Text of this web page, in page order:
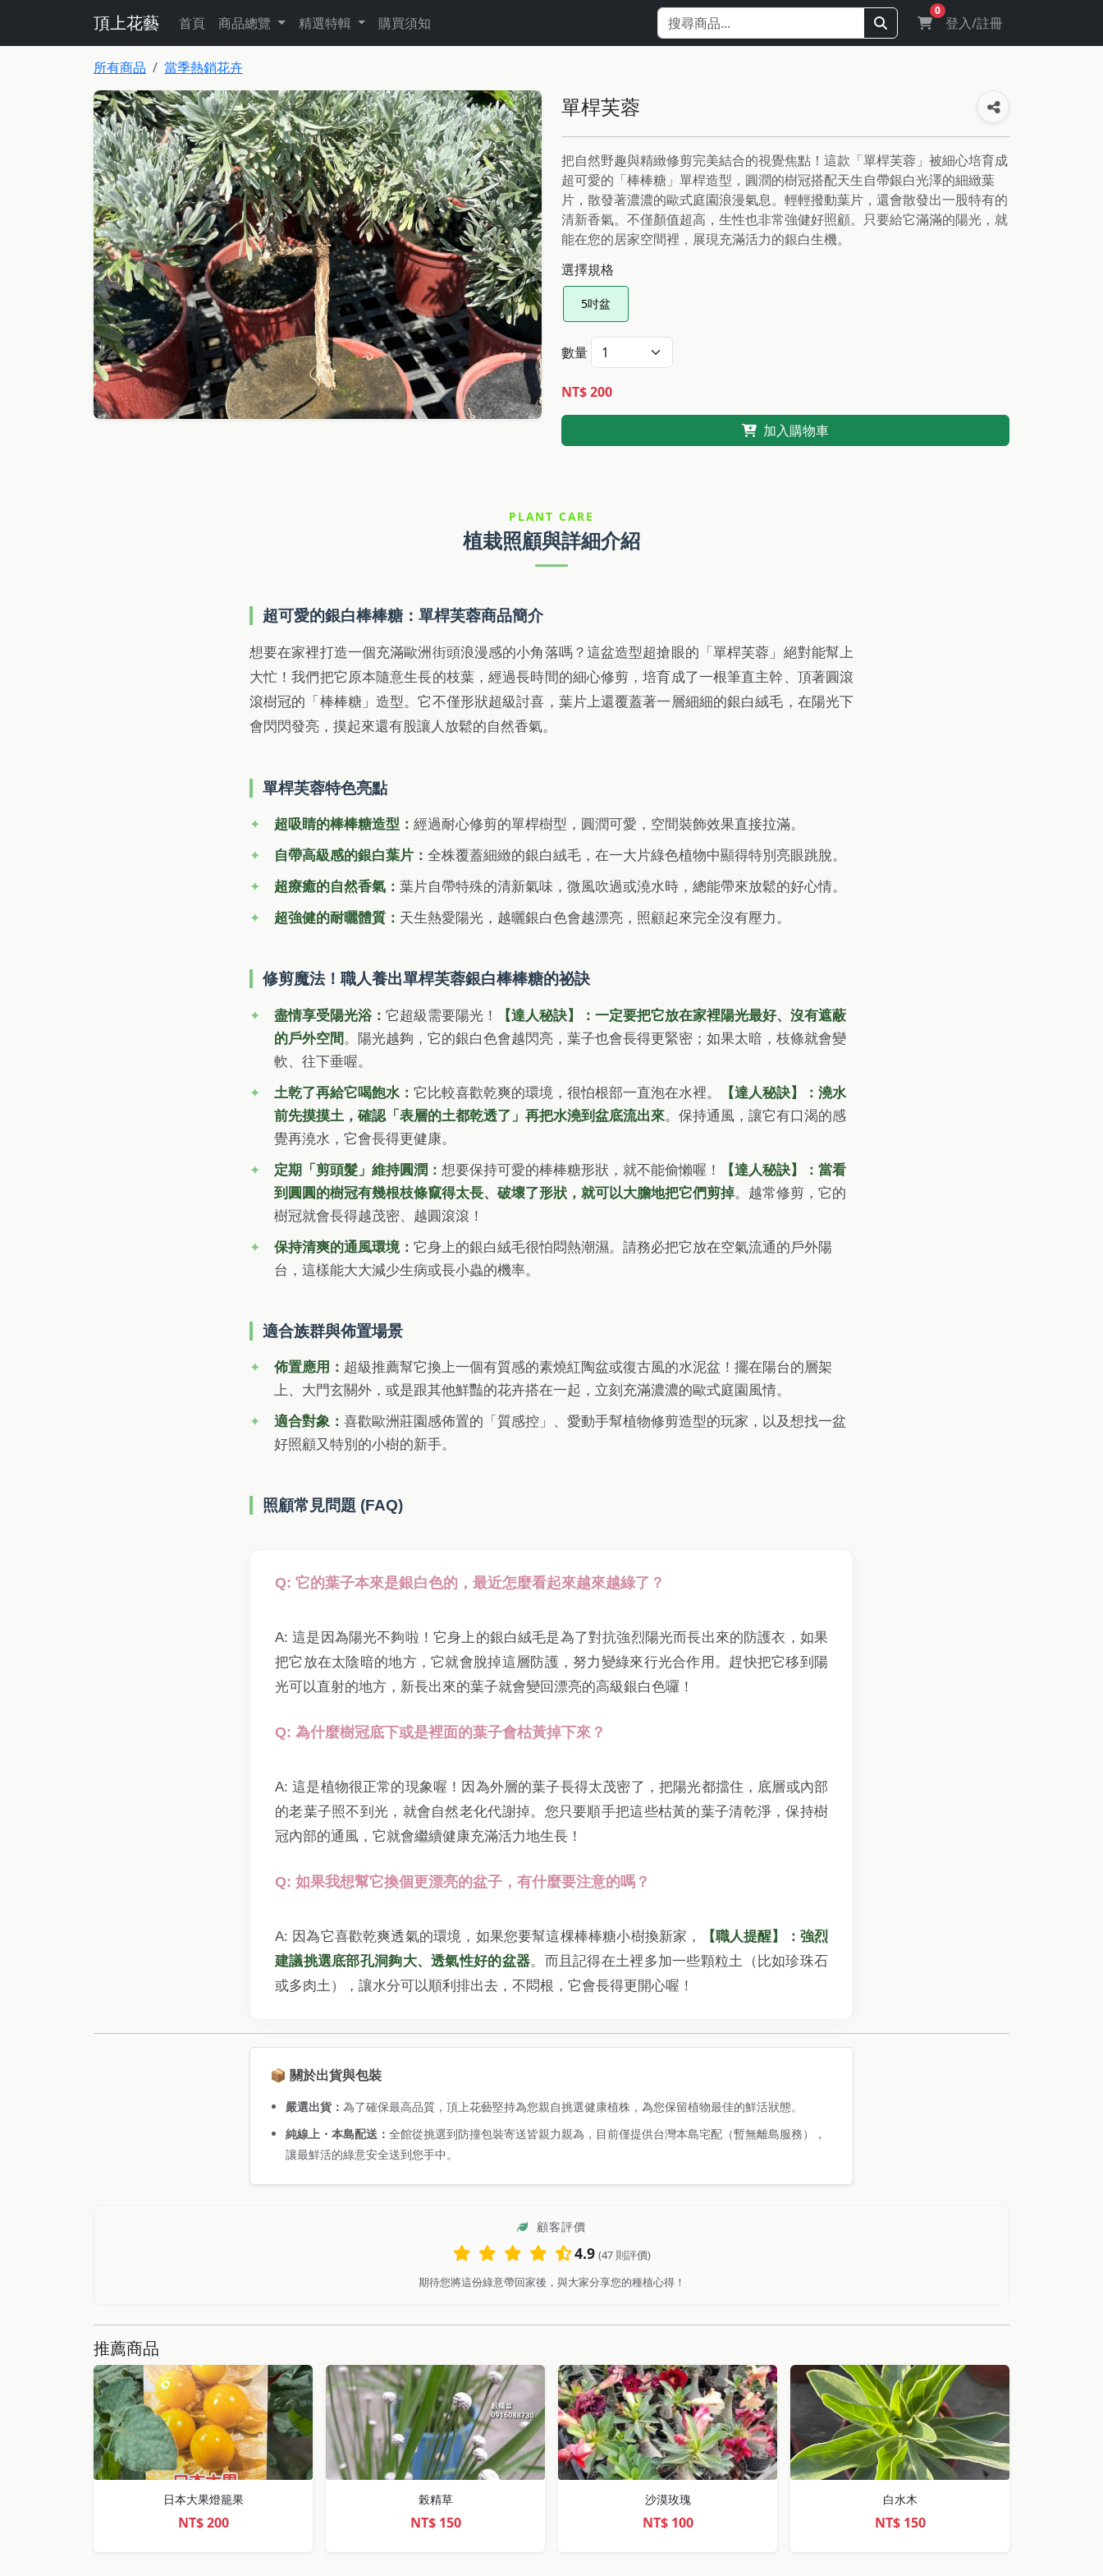
頂上花藝 首頁 商品總覽 精選特輯 購買須知
0
登入/註冊
所有商品 當季熱銷花卉
單桿芙蓉
把自然野趣與精緻修剪完美結合的視覺焦點！這款「單桿芙蓉」被細心培育成
超可愛的「棒棒糖」單桿造型，圓潤的樹冠搭配天生自帶銀白光澤的細緻葉
片，散發著濃濃的歐式庭園浪漫氣息。輕輕撥動葉片，還會散發出一股特有的
清新香氣。不僅顏值超高，生性也非常強健好照顧。只要給它滿滿的陽光，就
能在您的居家空間裡，展現充滿活力的銀白生機。
選擇規格
5吋盆
數量
NT$ 200
加入購物車
PLANT CARE
植栽照顧與詳細介紹
超可愛的銀白棒棒糖：單桿芙蓉商品簡介
想要在家裡打造一個充滿歐洲街頭浪漫感的小角落嗎？這盆造型超搶眼的「單桿芙蓉」絕對能幫上
大忙！我們把它原本隨意生長的枝葉，經過長時間的細心修剪，培育成了一根筆直主幹、頂著圓滾
滾樹冠的「棒棒糖」造型。它不僅形狀超級討喜，葉片上還覆蓋著一層細細的銀白絨毛，在陽光下
會閃閃發亮，摸起來還有股讓人放鬆的自然香氣。
單桿芙蓉特色亮點
超吸睛的棒棒糖造型：經過耐心修剪的單桿樹型，圓潤可愛，空間裝飾效果直接拉滿。
自帶高級感的銀白葉片：全株覆蓋細緻的銀白絨毛，在一大片綠色植物中顯得特別亮眼跳脫。
超療癒的自然香氣：葉片自帶特殊的清新氣味，微風吹過或澆水時，總能帶來放鬆的好心情。
超強健的耐曬體質： 天生熱愛陽光，越曬銀白色會越漂亮，照顧起來完全沒有壓力。
修剪魔法！職人養出單桿芙蓉銀白棒棒糖的祕訣
盡情享受陽光浴：它超級需要陽光！
【達人秘訣】：一定要把它放在家裡陽光最好、沒有遮蔽
的戶外空間 。陽光越夠，它的銀白色會越閃亮，葉子也會長得更緊密；如果太暗，枝條就會變
軟、往下垂喔。
土乾了再給它喝飽水：它比較喜歡乾爽的環境，很怕根部一直泡在水裡。
【達人秘訣】：澆水
前先摸摸土，確認「表層的土都乾透了」再把水澆到盆底流出來。保持通風，讓它有口渴的感
覺再澆水，它會長得更健康。
定期「剪頭髮」維持圓潤：想要保持可愛的棒棒糖形狀，就不能偷懶喔！
【達人秘訣】：當看
到圓圓的樹冠有幾根枝條竄得太長、破壞了形狀，就可以大膽地把它們剪掉。越常修剪，它的
樹冠就會長得越茂密、越圓滾滾！
保持清爽的通風環境：它身上的銀白絨毛很怕悶熱潮濕。請務必把它放在空氣流通的戶外陽
台，這樣能大大減少生病或長小蟲的機率。
適合族群與佈置場景
佈置應用： 超級推薦幫它換上一個有質感的素燒紅陶盆或復古風的水泥盆！擺在陽台的層架
上、大門玄關外，或是跟其他鮮豔的花卉搭在一起，立刻充滿濃濃的歐式庭園風情。
適合對象：喜歡歐洲莊園感佈置的「質感控」、愛動手幫植物修剪造型的玩家，以及想找一盆
好照顧又特別的小樹的新手。
照顧常見問題 (FAQ)
Q: 它的葉子本來是銀白色的，最近怎麼看起來越來越綠了？
A: 這是因為陽光不夠啦！它身上的銀白絨毛是為了對抗強烈陽光而長出來的防護衣，如果
把它放在太陰暗的地方，它就會脫掉這層防護，努力變綠來行光合作用。趕快把它移到陽
光可以直射的地方，新長出來的葉子就會變回漂亮的高級銀白色囉！
Q: 為什麼樹冠底下或是裡面的葉子會枯黃掉下來？
A: 這是植物很正常的現象喔！因為外層的葉子長得太茂密了，把陽光都擋住，底層或內部
的老葉子照不到光，就會自然老化代謝掉。您只要順手把這些枯黃的葉子清乾淨，保持樹
冠內部的通風，它就會繼續健康充滿活力地生長！
Q: 如果我想幫它換個更漂亮的盆子，有什麼要注意的嗎？
A: 因為它喜歡乾爽透氣的環境，如果您要幫這棵棒棒糖小樹換新家，
【職人提醒】：強烈
建議挑選底部孔洞夠大、透氣性好的盆器。而且記得在土裡多加一些顆粒土（比如珍珠石
或多肉土），讓水分可以順利排出去，不悶根，它會長得更開心喔！
📦 關於出貨與包裝
嚴選出貨：為了確保最高品質，頂上花藝堅持為您親自挑選健康植株，為您保留植物最佳的鮮活狀態。
純線上・本島配送：全館從挑選到防撞包裝寄送皆親力親為，目前僅提供台灣本島宅配（暫無離島服務），
讓最鮮活的綠意安全送到您手中。
顧客評價
4.9 (47 則評價)
期待您將這份綠意帶回家後，與大家分享您的種植心得！
推薦商品
日本大果燈籠果
NT$200
榖精草
NT$ 150
沙漠玫瑰
NT$ 100
白水木
NT$ 150